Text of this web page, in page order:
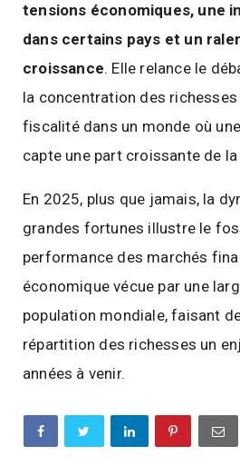
tensions économiques, une
dans certains pays et un
croissance. Elle relance le
la concentration des
fiscalité dans un monde où
capte une part croissante de
En 2025, plus que jamais, la
grandes fortunes illustre le
performance des marchés
économique vécue par une
population mondiale, faisant
répartition des richesses un
années à venir.